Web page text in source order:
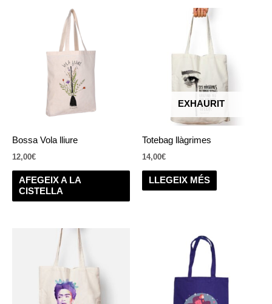
Bossa Vola lliure
12,00€
AFEGEIX A LA
CISTELLA
EXHAURIT
Totebag llàgrimes
14,00€
LLEGEIX MÉS